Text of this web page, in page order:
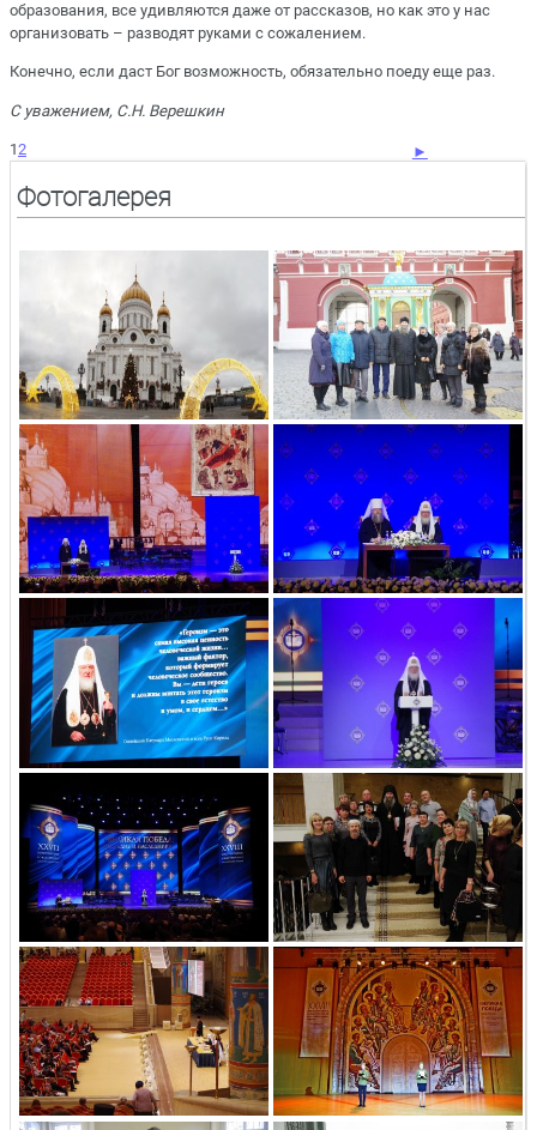
образования, все удивляются даже от рассказов, но как это у нас
организовать – разводят руками с сожалением.
Конечно, если даст Бог возможность, обязательно поеду еще раз.
С уважением, С.Н. Верешкин
12 ►
Фотогалерея